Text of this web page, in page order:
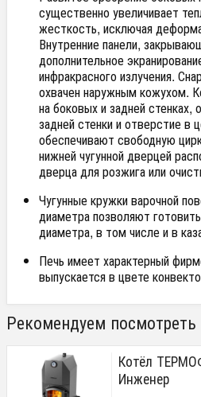
существенно увеличивает
жесткость, исключая
Внутренние панели,
дополнительное
инфракрасного излучения.
охвачен наружным кожухом.
на боковых и задней стенках,
задней стенки и отверстие в
обеспечивают свободную
нижней чугунной дверцей
дверца для розжига или
Чугунные кружки варочной
диаметра позволяют
диаметра, в том числе и в
Печь имеет характерный
выпускается в цвете
Рекомендуем посмотреть
Котёл
Инженер